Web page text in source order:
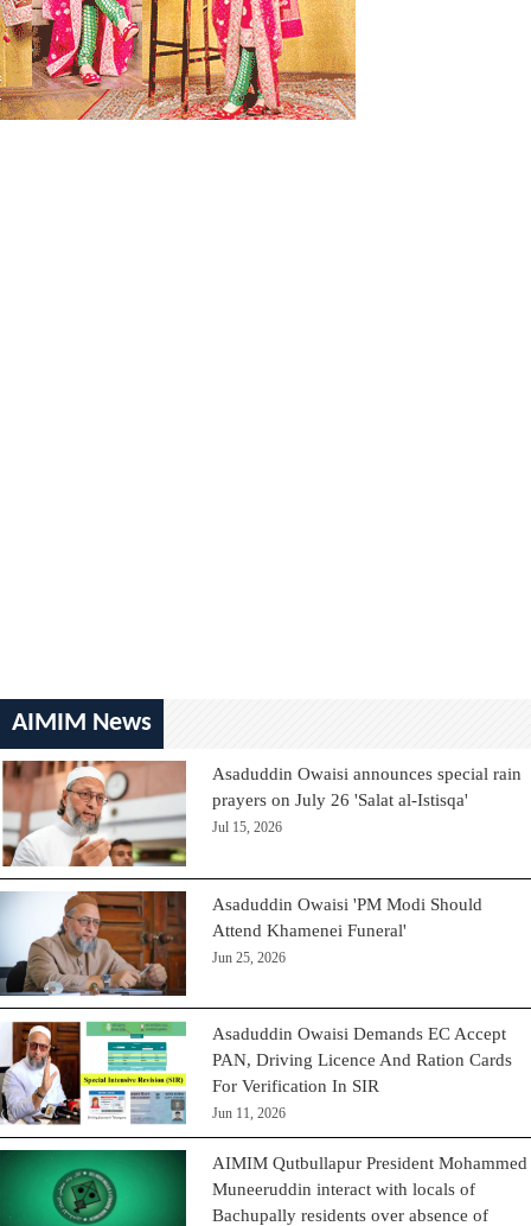
AIMIM News
Asaduddin Owaisi announces special rain
prayers on July 26 'Salat al-Istisqa'
Jul 15, 2026
Asaduddin Owaisi 'PM Modi Should
Attend Khamenei Funeral'
Jun 25, 2026
Asaduddin Owaisi Demands EC Accept
PAN, Driving Licence And Ration Cards
For Verification In SIR
Jun 11, 2026
AIMIM Qutbullapur President Mohammed
Muneeruddin interact with locals of
Bachupally residents over absence of